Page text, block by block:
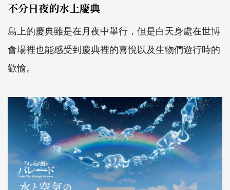
不分日夜的水上慶典
島上的慶典雖是在月夜中舉行，但是白天身處在世博
會場裡也能感受到慶典裡的喜悅以及生物們遊行時的
歡愉。